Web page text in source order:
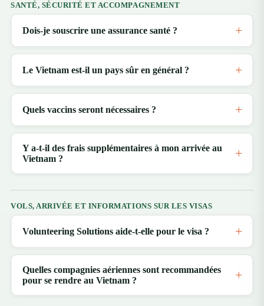
SANTÉ, SÉCURITÉ ET ACCOMPAGNEMENT
Dois-je souscrire une assurance santé ?
Le Vietnam est-il un pays sûr en général ?
Quels vaccins seront nécessaires ?
Y a-t-il des frais supplémentaires à mon arrivée au
Vietnam ?
VOLS, ARRIVÉE ET INFORMATIONS SUR LES VISAS
Volunteering Solutions aide-t-elle pour le visa ?
Quelles compagnies aériennes sont recommandées
pour se rendre au Vietnam ?